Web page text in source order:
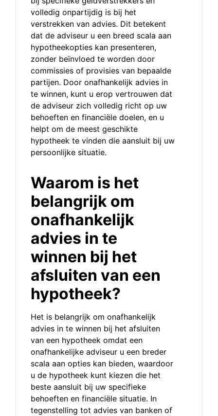
volledig onpartijdig is bij het
verstrekken van advies. Dit betekent
dat de adviseur u een breed scala aan
hypotheekopties kan presenteren,
zonder beïnvloed te worden door
commissies of provisies van bepaalde
partijen. Door onafhankelijk advies in
te winnen, kunt u erop vertrouwen dat
de adviseur zich volledig richt op uw
behoeften en financiële doelen, en u
helpt om de meest geschikte
hypotheek te vinden die aansluit bij uw
persoonlijke situatie.
Waarom is het
belangrijk om
onafhankelijk
advies in te
winnen bij het
afsluiten van een
hypotheek?
Het is belangrijk om onafhankelijk
advies in te winnen bij het afsluiten
van een hypotheek omdat een
onafhankelijke adviseur u een breder
scala aan opties kan bieden, waardoor
u de hypotheek kunt kiezen die het
beste aansluit bij uw specifieke
behoeften en financiële situatie. In
tegenstelling tot advies van banken of